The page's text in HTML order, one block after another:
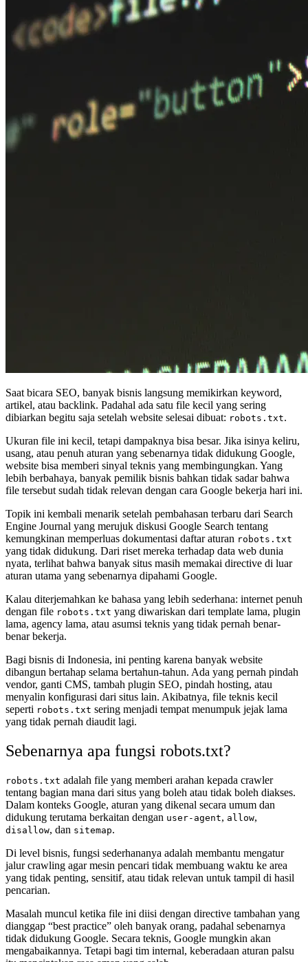
Saat bicara SEO, banyak bisnis langsung memikirkan keyword,
artikel, atau backlink. Padahal ada satu file kecil yang sering
dibiarkan begitu saja setelah website selesai dibuat: robots.txt.
Ukuran file ini kecil, tetapi dampaknya bisa besar. Jika isinya keliru,
usang, atau penuh aturan yang sebenarnya tidak didukung Google,
website bisa memberi sinyal teknis yang membingungkan. Yang
lebih berbahaya, banyak pemilik bisnis bahkan tidak sadar bahwa
file tersebut sudah tidak relevan dengan cara Google bekerja hari ini.
Topik ini kembali menarik setelah pembahasan terbaru dari Search
Engine Journal yang merujuk diskusi Google Search tentang
kemungkinan memperluas dokumentasi daftar aturan robots.txt
yang tidak didukung. Dari riset mereka terhadap data web dunia
nyata, terlihat bahwa banyak situs masih memakai directive di luar
aturan utama yang sebenarnya dipahami Google.
Kalau diterjemahkan ke bahasa yang lebih sederhana: internet penuh
dengan file robots.txt yang diwariskan dari template lama, plugin
lama, agency lama, atau asumsi teknis yang tidak pernah benar-
benar bekerja.
Bagi bisnis di Indonesia, ini penting karena banyak website
dibangun bertahap selama bertahun-tahun. Ada yang pernah pindah
vendor, ganti CMS, tambah plugin SEO, pindah hosting, atau
menyalin konfigurasi dari situs lain. Akibatnya, file teknis kecil
seperti robots.txt sering menjadi tempat menumpuk jejak lama
yang tidak pernah diaudit lagi.
Sebenarnya apa fungsi robots.txt?
robots.txt adalah file yang memberi arahan kepada crawler
tentang bagian mana dari situs yang boleh atau tidak boleh diakses.
Dalam konteks Google, aturan yang dikenal secara umum dan
didukung terutama berkaitan dengan user-agent, allow,
disallow, dan sitemap.
Di level bisnis, fungsi sederhananya adalah membantu mengatur
jalur crawling agar mesin pencari tidak membuang waktu ke area
yang tidak penting, sensitif, atau tidak relevan untuk tampil di hasil
pencarian.
Masalah muncul ketika file ini diisi dengan directive tambahan yang
dianggap “best practice” oleh banyak orang, padahal sebenarnya
tidak didukung Google. Secara teknis, Google mungkin akan
mengabaikannya. Tetapi bagi tim internal, keberadaan aturan palsu